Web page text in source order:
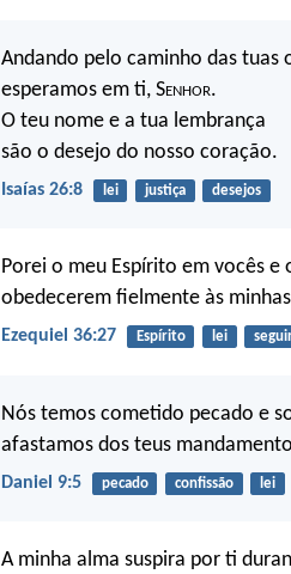
Andando pelo caminho das tuas
esperamos em ti, Senhor.
O teu nome e a tua lembrança
são o desejo do nosso coração.
Isaías 26:8 lei justiça desejos
Porei o meu Espírito em vocês e
obedecerem fielmente às
Ezequiel 36:27 Espírito lei
Nós temos cometido pecado e
afastamos dos teus
Daniel 9:5 pecado confissão lei
A minha alma suspira por ti